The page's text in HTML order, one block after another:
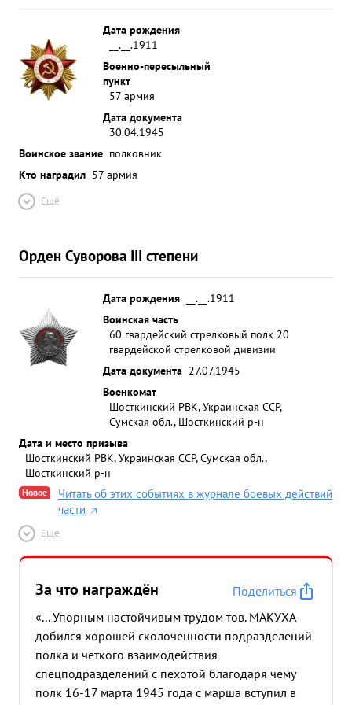
Дата рождения
__.__.1911
Военно-пересыльный
пункт
57 армия
Дата документа
30.04.1945
Воинское звание полковник
Кто наградил 57 армия
Ещё
Орден Суворова III степени
Дата рождения
__.__.1911
Воинская часть
60 гвардейский стрелковый полк 20
гвардейской стрелковой дивизии
Дата документа 27.07.1945
Военкомат
Шосткинский РВК, Украинская ССР,
Сумская обл., Шосткинский р-н
Дата и место призыва
Шосткинский РВК, Украинская ССР, Сумская обл.,
Шосткинский р-н
Новое
Читать об этих событиях в журнале боевых действий
части
Ещё
За что награждён
Поделиться
«... Упорным настойчивым трудом тов. МАКУХА
добился хорошей сколоченности подразделений
полка и четкого взаимодействия
спецподразделений с пехотой благодаря чему
полк 16-17 марта 1945 года с марша вступил в